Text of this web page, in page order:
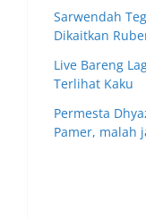
Sarwendah
Dikaitkan
Live Bareng
Terlihat Kaku
Permesta
Pamer, malah